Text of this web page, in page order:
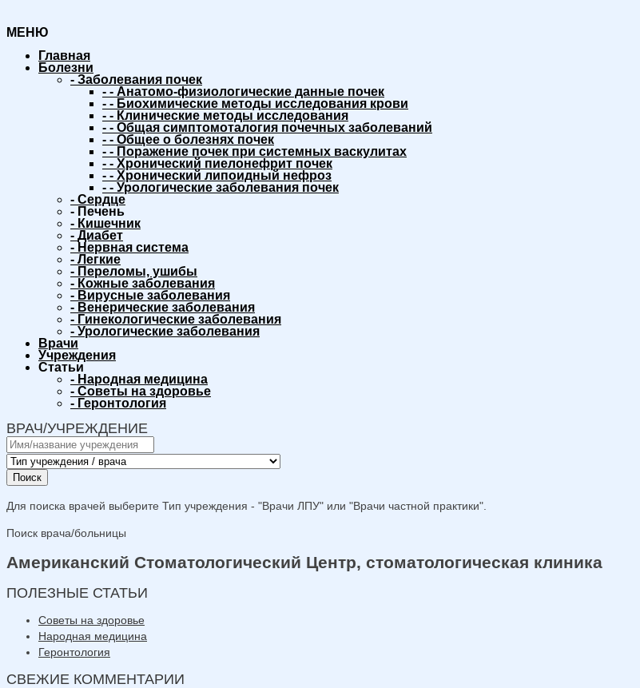
МЕНЮ
Главная
Болезни
- Заболевания почек
- - Анатомо-физиологические данные почек
- - Биохимические методы исследования крови
- - Клинические методы исследования
- - Общая симптомоталогия почечных заболеваний
- - Общее о болезнях почек
- - Поражение почек при системных васкулитах
- - Хронический пиелонефрит почек
- - Хронический липоидный нефроз
- - Урологические заболевания почек
- Сердце
- Печень
- Кишечник
- Диабет
- Нервная система
- Легкие
- Переломы, ушибы
- Кожные заболевания
- Вирусные заболевания
- Венерические заболевания
- Гинекологические заболевания
- Урологические заболевания
Врачи
Учреждения
Статьи
- Народная медицина
- Советы на здоровье
- Геронтология
ВРАЧ/УЧРЕЖДЕНИЕ
Поиск
Для поиска врачей выберите Тип учреждения - "Врачи ЛПУ" или "Врачи частной практики".
Поиск врача/больницы
Американский Стоматологический Центр, стоматологическая клиника
ПОЛЕЗНЫЕ СТАТЬИ
Советы на здоровье
Народная медицина
Геронтология
СВЕЖИЕ КОММЕНТАРИИ